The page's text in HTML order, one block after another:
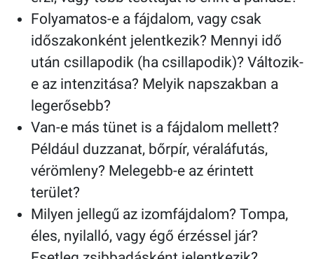
Folyamatos-e a fájdalom, vagy csak
időszakonként jelentkezik? Mennyi idő
után csillapodik (ha csillapodik)? Változik-
e az intenzitása? Melyik napszakban a
legerősebb?
Van-e más tünet is a fájdalom mellett?
Például duzzanat, bőrpír, véraláfutás,
vérömleny? Melegebb-e az érintett
terület?
Milyen jellegű az izomfájdalom? Tompa,
éles, nyilalló, vagy égő érzéssel jár?